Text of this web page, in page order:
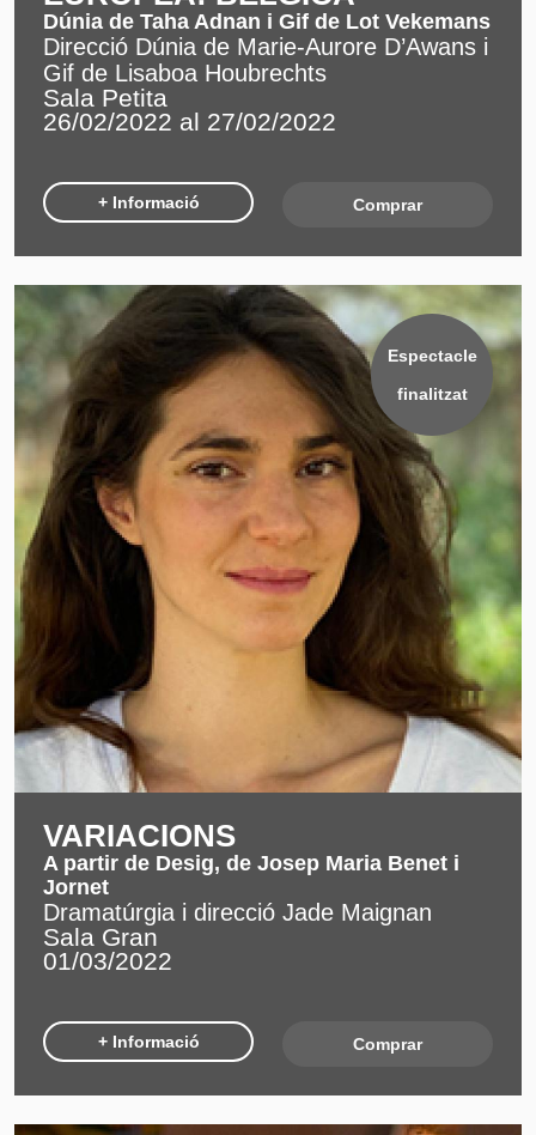
Dúnia de Taha Adnan i Gif de Lot Vekemans
Direcció Dúnia de Marie-Aurore D’Awans i
Gif de Lisaboa Houbrechts
Sala Petita
26/02/2022 al 27/02/2022
+ Informació Comprar
Espectacle
finalitzat
VARIACIONS
A partir de Desig, de Josep Maria Benet i
Jornet
Dramatúrgia i direcció Jade Maignan
Sala Gran
01/03/2022
+ Informació Comprar